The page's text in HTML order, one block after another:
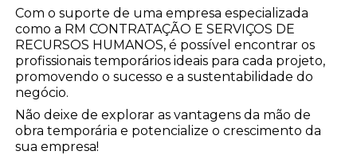
Com o suporte de uma empresa especializada
como a RM CONTRATAÇÃO E SERVIÇOS DE
RECURSOS HUMANOS, é possível encontrar os
profissionais temporários ideais para cada projeto,
promovendo o sucesso e a sustentabilidade do
negócio.
Não deixe de explorar as vantagens da mão de
obra temporária e potencialize o crescimento da
sua empresa!